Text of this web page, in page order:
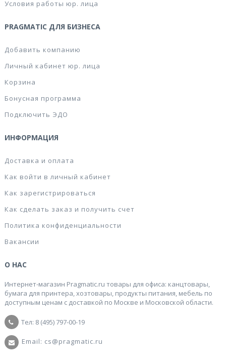
Условия работы юр. лица
PRAGMATIC ДЛЯ БИЗНЕСА
Добавить компанию
Личный кабинет юр. лица
Корзина
Бонусная программа
Подключить ЭДО
ИНФОРМАЦИЯ
Доставка и оплата
Как войти в личный кабинет
Как зарегистрироваться
Как сделать заказ и получить счет
Политика конфиденциальности
Вакансии
О НАС
Интернет-магазин Pragmatic.ru товары для офиса: канцтовары,
бумага для принтера, хозтовары, продукты питания, мебель по
доступным ценам с доставкой по Москве и Московской области.
Тел: 8 (495) 797-00-19
Email: cs@pragmatic.ru